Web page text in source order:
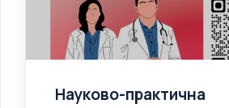
Науково-практична